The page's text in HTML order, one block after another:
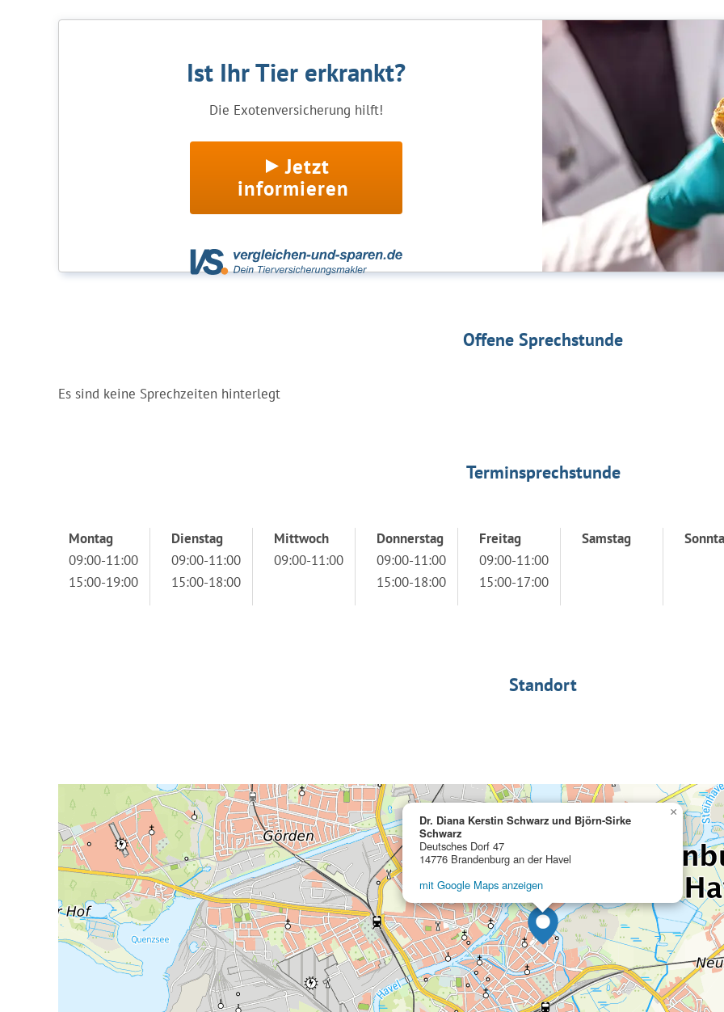
Ist Ihr Tier erkrankt?
Die Exotenversicherung hilft!
Jetzt
informieren
Offene Sprechstunde
Es sind keine Sprechzeiten hinterlegt
Terminsprechstunde
Montag
09:00-11:00
15:00-19:00
Dienstag
09:00-11:00
15:00-18:00
Mittwoch
09:00-11:00
Donnerstag
09:00-11:00
15:00-18:00
Freitag
09:00-11:00
15:00-17:00
Samstag
Standort
Dr. Diana Kerstin Schwarz und Björn-Sirke
Schwarz
Deutsches Dorf 47
14776 Brandenburg an der Havel
mit Google Maps anzeigen
×